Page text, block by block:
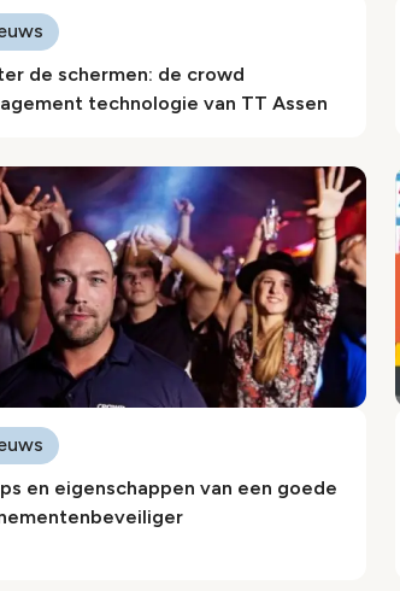
de schermen: de crowd
technologie van TT Assen
en eigenschappen van een goede